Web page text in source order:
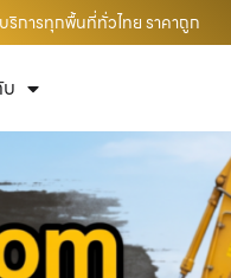
ริการทุกพื้นที่ทั่วไทย ราคาถูก